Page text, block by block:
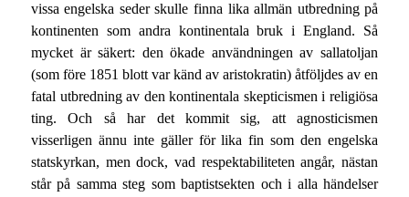
vissa engelska seder skulle finna lika allmän utbredning på
kontinenten som andra kontinentala bruk i England. Så
mycket är säkert: den ökade användningen av sallatoljan
(som före 1851 blott var känd av aristokratin) åtföljdes av en
fatal utbredning av den kontinentala skepticismen i religiösa
ting. Och så har det kommit sig, att agnosticismen
visserligen ännu inte gäller för lika fin som den engelska
statskyrkan, men dock, vad respektabiliteten angår, nästan
står på samma steg som baptistsekten och i alla händelser